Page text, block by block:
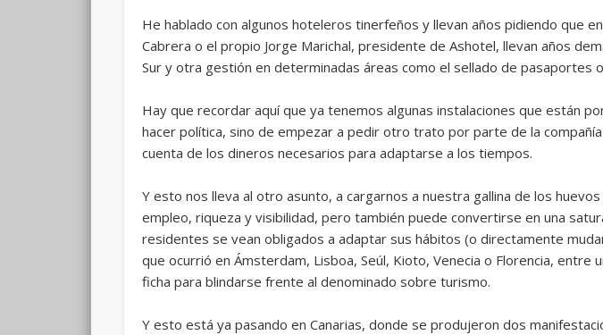
He hablado con algunos hoteleros tinerfeños y llevan años pidiendo que
Cabrera o el propio Jorge Marichal, presidente de Ashotel, llevan años
Sur y otra gestión en determinadas áreas como el sellado de
Hay que recordar aquí que ya tenemos algunas instalaciones que están
hacer política, sino de empezar a pedir otro trato por parte de la
cuenta de los dineros necesarios para adaptarse a los tiempos.
Y esto nos lleva al otro asunto, a cargarnos a nuestra gallina de los
empleo, riqueza y visibilidad, pero también puede convertirse en una
residentes se vean obligados a adaptar sus hábitos (o directamente
que ocurrió en Ámsterdam, Lisboa, Seúl, Kioto, Venecia o Florencia,
ficha para blindarse frente al denominado sobre turismo.
Y esto está ya pasando en Canarias, donde se produjeron dos